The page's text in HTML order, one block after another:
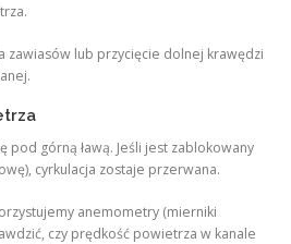
zawiasów lub przycięcie dolnej krawędzi
pod górną ławą. Jeśli jest zablokowany
cyrkulacja zostaje przerwana.
anemometry (mierniki
czy prędkość powietrza w kanale